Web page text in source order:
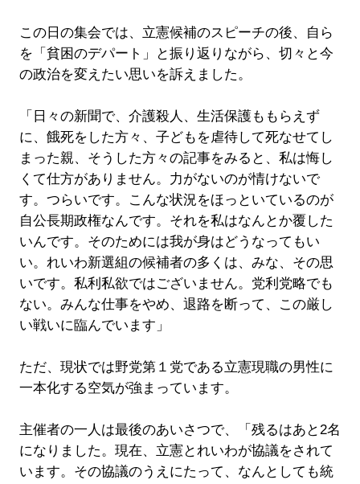
この日の集会では、立憲候補のスピーチの後、自ら
を「貧困のデパート」と振り返りながら、切々と今
の政治を変えたい思いを訴えました。
「日々の新聞で、介護殺人、生活保護ももらえず
に、餓死をした方々、子どもを虐待して死なせてし
まった親、そうした方々の記事をみると、私は悔し
くて仕方がありません。力がないのが情けないで
す。つらいです。こんな状況をほっといているのが
自公長期政権なんです。それを私はなんとか覆した
いんです。そのためには我が身はどうなってもい
い。れいわ新選組の候補者の多くは、みな、その思
いです。私利私欲ではございません。党利党略でも
ない。みんな仕事をやめ、退路を断って、この厳し
い戦いに臨んでいます」
ただ、現状では野党第１党である立憲現職の男性に
一本化する空気が強まっています。
主催者の一人は最後のあいさつで、「残るはあと2名
になりました。現在、立憲とれいわが協議をされて
います。その協議のうえにたって、なんとしても統